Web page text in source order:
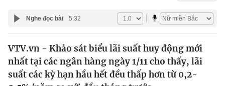
Y tế
Thế giới
Tin tức
Kinh tế
Nghe đọc bài 5:32
VTV.vn - Khảo sát biểu lãi suất huy động mới
nhất tại các ngân hàng ngày 1/11 cho thấy, lãi
suất các kỳ hạn hầu hết đều thấp hơn từ 0,2-